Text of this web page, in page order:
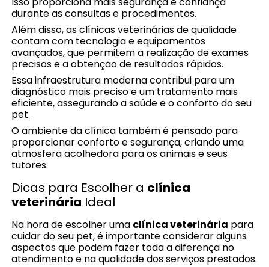
durante as consultas e procedimentos.
Além disso, as clínicas veterinárias de qualidade
contam com tecnologia e equipamentos
avançados, que permitem a realização de exames
precisos e a obtenção de resultados rápidos.
Essa infraestrutura moderna contribui para um
diagnóstico mais preciso e um tratamento mais
eficiente, assegurando a saúde e o conforto do seu
pet.
O ambiente da clínica também é pensado para
proporcionar conforto e segurança, criando uma
atmosfera acolhedora para os animais e seus
tutores.
Dicas para Escolher a clínica
veterinária Ideal
Na hora de escolher uma clínica veterinária para
cuidar do seu pet, é importante considerar alguns
aspectos que podem fazer toda a diferença no
atendimento e na qualidade dos serviços prestados.